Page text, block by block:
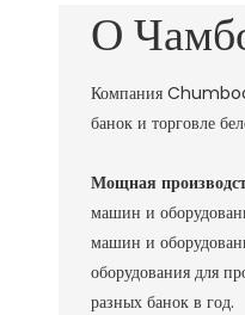
О
Компания
банок и торговле
Мощная
машин и
машин и
оборудования для
разных банок в год. ‌